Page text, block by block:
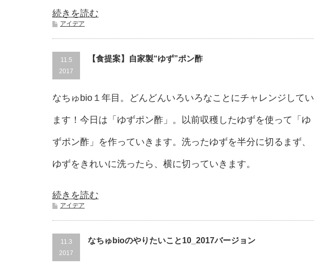
続きを読む
アイデア
11.5
2017
【食提案】自家製“ゆず”ポン酢
なちゅbio１年目。どんどんいろいろなことにチャレンジしてい
ます！今日は「ゆずポン酢」。以前収穫したゆずを使って「ゆ
ずポン酢」を作っていきます。洗ったゆずを半分に切るまず、
ゆずをきれいに洗ったら、横に切っていきます。
続きを読む
アイデア
11.3
2017
なちゅbioのやりたいこと10_2017バージョン